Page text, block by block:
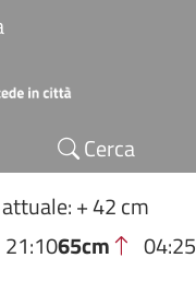
principale
Cerca
+ 42 cm
21:1065cm 04:25